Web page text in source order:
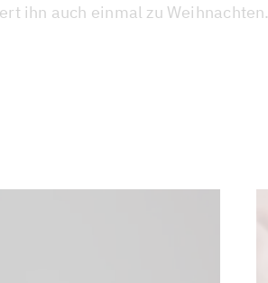
ihn auch einmal zu Weihnachten.